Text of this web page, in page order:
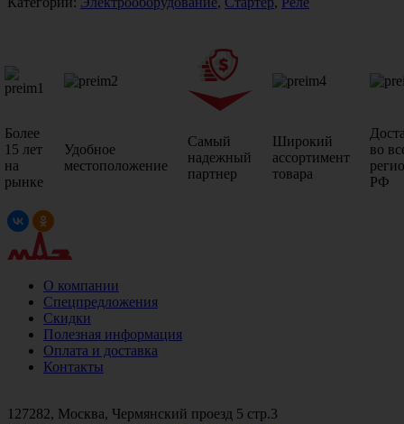
Более
15 лет
на
рынке
Удобное
местоположение
Самый
надежный
партнер
Широкий
ассортимент
товара
во
РФ
О компании
Спецпредложения
Скидки
Полезная информация
Оплата и доставка
Контакты
127282, Москва, Чермянский проезд 5 стр.3